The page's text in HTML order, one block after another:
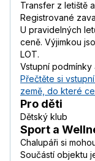
Transfer z letiště
Registrované
U pravidelných
ceně. Výjimkou
LOT.
Vstupní
Přečtěte si
země, do které
Pro děti
Dětský klub
Sport a
Chalupáři si
Součástí objektu